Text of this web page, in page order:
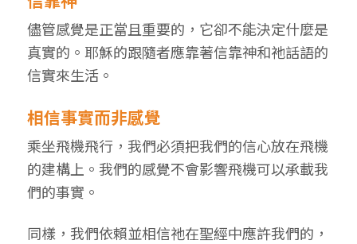
儘管感覺是正當且重要的，它卻不能決定什麼是
真實的。耶穌的跟隨者應靠著信靠神和祂話語的
信實來生活。
相信事實而非感覺
乘坐飛機飛行，我們必須把我們的信心放在飛機
的建構上。我們的感覺不會影響飛機可以承載我
們的事實。
同樣，我們依賴並相信祂在聖經中應許我們的，